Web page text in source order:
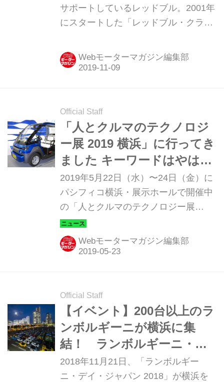
定！
サポートしているレッドブル。2001年
にスタートした「レッドブル・クラッ
初めて横浜でも開催された。2019-
2020シーズンから「レッドブル・アイ
り、2020年2月15日（土）に横浜で開
催されることが決定した。
Webモーターマガジン編集部
Official Staff
「人とクルマのテクノロジ
ー展 2019 横浜」に行ってき
ました キーワードはやは
り“CASE”！
2019年5月22日（水）〜24日（金）に
パシフィコ横浜・展示ホールで開催中
の「人とクルマのテクノロジー展
2019 横浜」を取材してきた。624社が
出展する、クルマ関連の一大イベント
となっている。まずは、国産乗用車メ
Webモーターマガジン編集部
Official Staff
【イベント】200台以上のラ
ンボルギーニが横浜に集
結！ ランボルギーニ・デ
イ・ジャパン 2018
2018年11月21日、「ランボルギー
ニ・デイ・ジャパン 2018」が横浜を